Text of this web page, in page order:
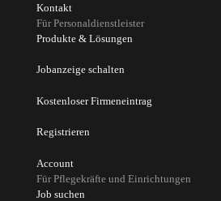
Kontakt
Für Personaldienstleister
Produkte & Lösungen
Jobanzeige schalten
Kostenloser Firmeneintrag
Registrieren
Account
Für Pflegekräfte und Einrichtungen
Job suchen